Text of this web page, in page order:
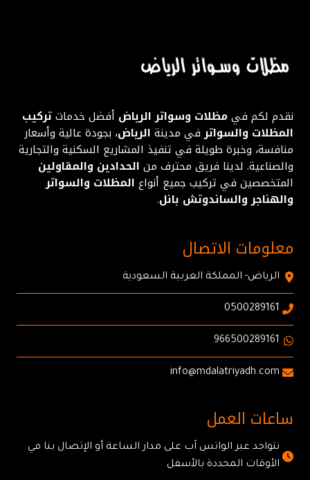
نقدم لكم فيمظلات وسواتر الرياض أفضل خدماتتركيب
المظلات والسواتر في مدينة الرياض، بجودة عالية وأسعار
منافسة، وخبرة طويلة في تنفيذ المشاريع السكنية والتجارية
والصناعية. لدينا فريق محترف من الحدادين والمقاولين
المتخصصين في تركيب جميع أنواع المظلات والسواتر
والهناجر والساندوتش بانل.
معلومات الاتصال
الرياض- المملكة العربية السعودية
0500289161
966500289161
info@mdalatriyadh.com
ساعات العمل
نتواجد عبر الواتس آب على مدار الساعة أو الإتصال بنا في
الأوقات المحددة بالأسفل